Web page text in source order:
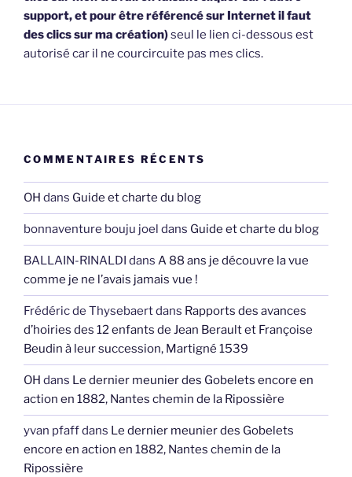
support, et pour être référencé sur Internet il faut
des clics sur ma création)seul le lien ci-dessous est
autorisé car il ne courcircuite pas mes clics.
COMMENTAIRES RÉCENTS
OH dans Guide et charte du blog
bonnaventure bouju joel dans Guide et charte du blog
BALLAIN-RINALDI dans A 88 ans je découvre la vue
comme je ne l’avais jamais vue !
Frédéric de Thysebaertdans Rapports des avances
d’hoiries des 12 enfants de Jean Berault et Françoise
Beudin à leur succession, Martigné 1539
OH dans Le dernier meunier des Gobelets encore en
action en 1882, Nantes chemin de la Ripossière
yvan pfaffdans Le dernier meunier des Gobelets
encore en action en 1882, Nantes chemin de la
Ripossière